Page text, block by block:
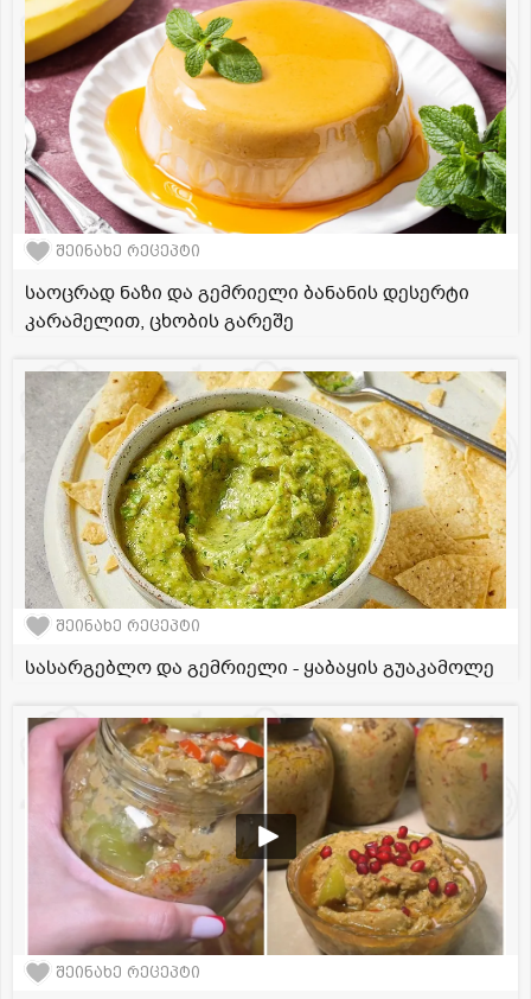
შეინახე რეცეპტი
საოცრად ნაზი და გემრიელი ბანანის დესერტი
კარამელით, ცხობის გარეშე
შეინახე რეცეპტი
სასარგებლო და გემრიელი - ყაბაყის გუაკამოლე
შეინახე რეცეპტი